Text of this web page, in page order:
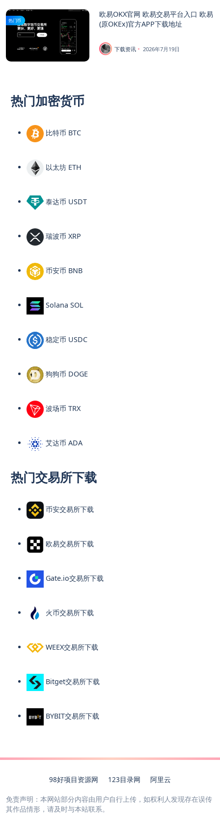
热门币
欧易OKX官网 欧易交易平台入口 欧易
(原OKEx)官方APP下载地址
下载资讯 2026年7月19日
热门加密货币
比特币 BTC
以太坊 ETH
泰达币 USDT
瑞波币 XRP
币安币 BNB
Solana SOL
稳定币 USDC
狗狗币 DOGE
波场币 TRX
艾达币 ADA
热门交易所下载
币安交易所下载
欧易交易所下载
Gate.io交易所下载
火币交易所下载
WEEX交易所下载
Bitget交易所下载
BYBIT交易所下载
98好项目资源网 123目录网 阿里云
免责声明：本网站部分内容由用户自行上传，如权利人发现存在误传
其作品情形，请及时与本站联系。